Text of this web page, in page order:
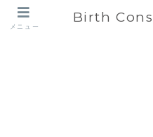
メニュー
Birth